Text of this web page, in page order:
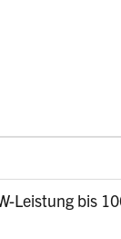
Leistung bis